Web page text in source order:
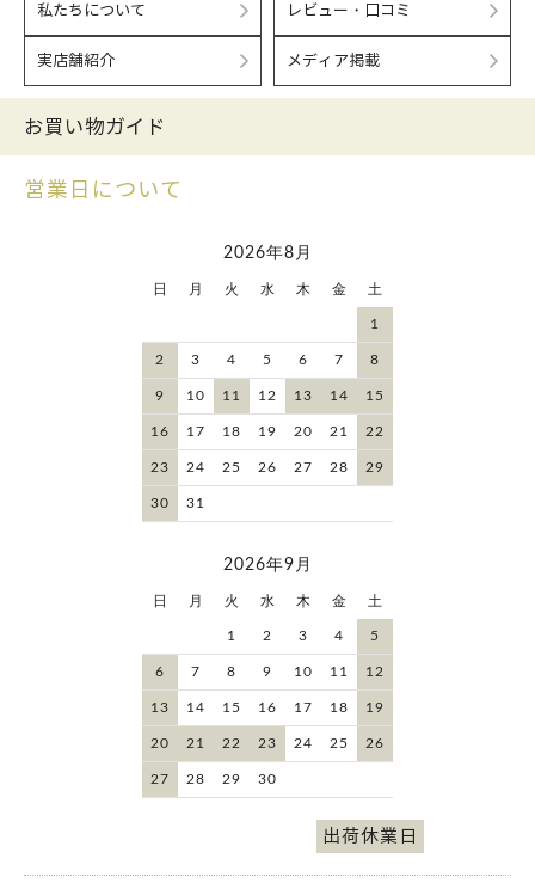
私たちについて レビュー・口コミ
実店舗紹介 メディア掲載
お買い物ガイド
営業日について
2026年8月
日 月 火 水 木 金 土
1
2 3 4 5 6 7 8
9 10 11 12 13 14 15
16 17 18 19 20 21 22
23 24 25 26 27 28 29
30 31
2026年9月
日 月 火 水 木 金 土
1 2 3 4 5
6 7 8 9 10 11 12
13 14 15 16 17 18 19
20 21 22 23 24 25 26
27 28 29 30
出荷休業日